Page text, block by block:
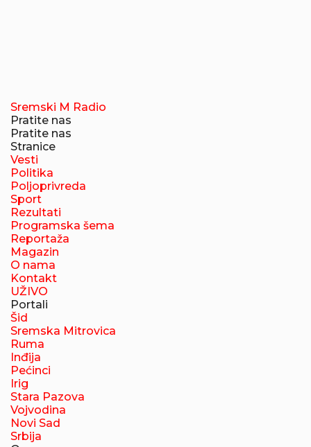
Sremski M Radio
Pratite nas
Pratite nas
Stranice
Vesti
Politika
Poljoprivreda
Sport
Rezultati
Programska šema
Reportaža
Magazin
O nama
Kontakt
UŽIVO
Portali
Šid
Sremska Mitrovica
Ruma
Inđija
Pećinci
Irig
Stara Pazova
Vojvodina
Novi Sad
Srbija